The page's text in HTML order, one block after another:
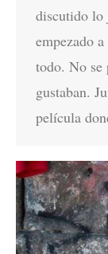
discutido lo
empezado
todo. No se
gustaban.
película